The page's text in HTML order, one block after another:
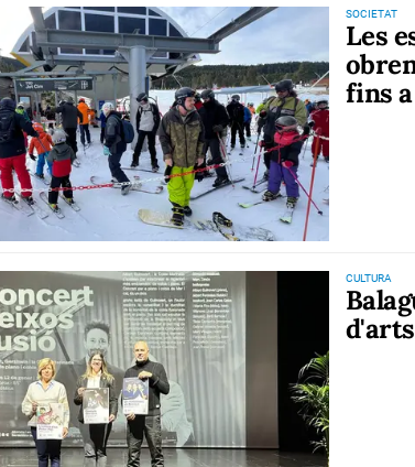
SOCIETAT
Les
fins
CULTURA